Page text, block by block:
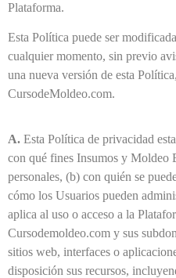
Plataforma.
Esta Política puede ser
cualquier momento, sin previo
una nueva versión de esta
CursodeMoldeo.com.
A. Esta Política de privacidad
con qué fines Insumos y Moldeo
personales, (b) con quién se
cómo los Usuarios pueden
aplica al uso o acceso a la
Cursodemoldeo.com y sus
sitios web, interfaces o
disposición sus recursos,